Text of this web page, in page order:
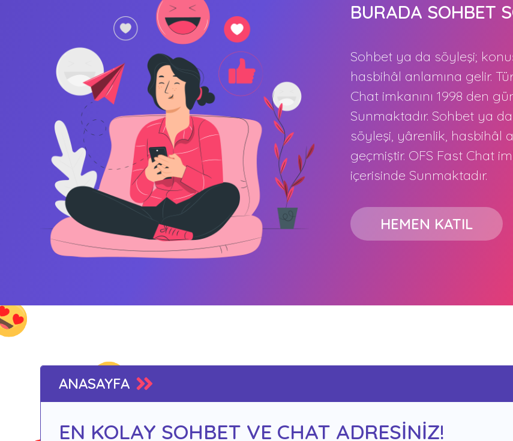
BURADA SOHBET
Sohbet ya da söyleşi;
hasbihâl anlamına gelir.
Chat imkanını 1998 den
Sunmaktadır. Sohbet ya
söyleşi, yârenlik, hasbihâl
geçmiştir. OFS Fast Chat
içerisinde Sunmaktadır.
HEMEN KATIL
ANASAYFA
EN KOLAY SOHBET VE CHAT ADRESİNİZ!